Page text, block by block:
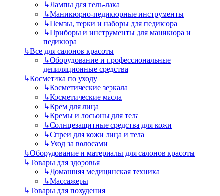
↳Лампы для гель-лака
↳Маникюрно-педикюрные инструменты
↳Пемзы, терки и наборы для педикюра
↳Приборы и инструменты для маникюра и
педикюра
↳Все для салонов красоты
↳Оборудование и профессиональные
депиляционные средства
↳Косметика по уходу
↳Косметические зеркала
↳Косметические масла
↳Крем для лица
↳Кремы и лосьоны для тела
↳Солнцезащитные средства для кожи
↳Спреи для кожи лица и тела
↳Уход за волосами
↳Оборудование и материалы для салонов красоты
↳Товары для здоровья
↳Домашняя медицинская техника
↳Массажеры
↳Товары для похудения